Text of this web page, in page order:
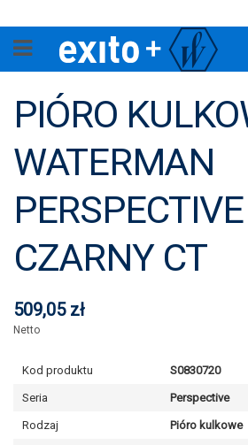
PIÓRO
WATERMAN
PERSPECTIVE
CZARNY CT
509,05 zł
Netto
Kod produktu S0830720
Seria Perspective
Rodzaj Pióro kulkowe